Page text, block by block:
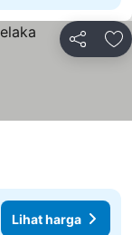
Bagikan
Lihat harga